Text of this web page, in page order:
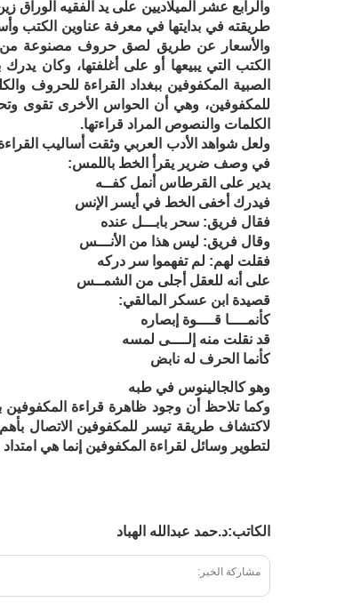
والرابع عشر الميلاديين على يد الفقيه
طريقته في بدايتها في معرفة عناوين الكتب
والأسعار عن طريق لصق حروف مصنوعة
الكتب التي يبيعها أو على أغلفتها، وكان
الصبية المكفوفين ببغداد القراءة للحروف
للمكفوفين، وهي أن الحواس الأخرى تقوى
الكلمات والنصوص المراد قراءتها.
ولعل شواهد الأدب العربي وثقت أساليب
في وصف ضرير يقرأ الخط باللمس:
يدير على القرطاس أنمل كفــه
فيدرك أخفى الخط في أيسر الإنس
فقال فريق: سحر بابـــل عنده
وقال فريق: ليس هذا من الأنـــس
فقلت لهم: لم تفهموا سر دركه
على أنه للعقل أجلى من الشمــس
قصيدة ابن عسكر المالقي:
كأنمــــا قــــوة إبصاره
قد نقلت منه إلــــى لمسه
كأنما الحرف له نابض
وهو كالجالينوس في طبه
وكما تلاحظ أن وجود ظاهرة قراءة
لاكتشاف طريقة تيسر للمكفوفين الاتصال
لتطوير وسائل لقراءة المكفوفين إنما هي امتداد
الكاتب:د.حمد عبدالله الهباد
مشاركة الخبر: